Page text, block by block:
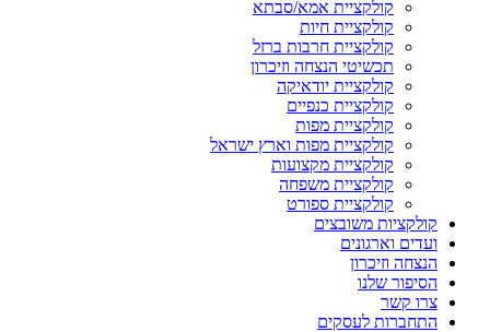
קולקציית אמא/סבתא
קולקציית חיות
קולקציית חרבות ברזל
תכשיטי הנצחה וזיכרון
קולקציית יודאיקה
קולקציית כנפיים
קולקציית מפות
קולקציית מפות וארץ ישראל
קולקציית מקצועות
קולקציית משפחה
קולקציית ספורט
קולקציות משובצים
ועדים וארגונים
הנצחה וזיכרון
הסיפור שלנו
צרו קשר
התחברות לעסקים